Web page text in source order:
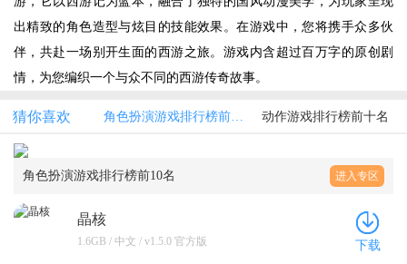
出精致的角色造型与炫目的技能效果。在游戏中，您将携手众多伙
伴，共赴一场别开生面的西游之旅。游戏内含超过百万字的原创剧
情，为您编织一个与众不同的西游传奇故事。
猜你喜欢 角色扮演游戏排行榜前10名 动作游戏排行榜前十名
角色扮演游戏排行榜前10名 进入专区
晶核
1.6GB / 中文 / v1.5.0 官方版 下载